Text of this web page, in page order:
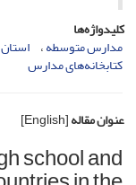
کلیدواژه‌ها
مدارس متوسطه
کتابخانه‌های مدارس
عنوان مقاله[English]
school and